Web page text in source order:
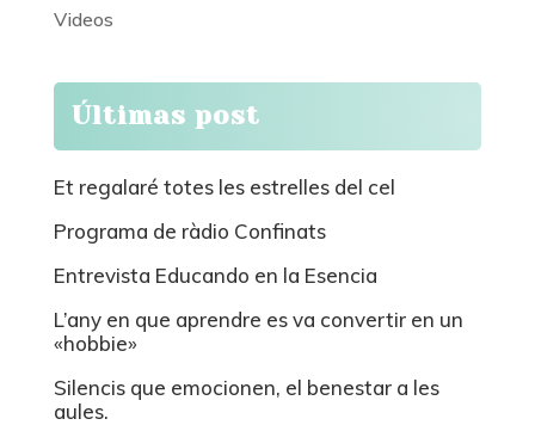
Videos
Últimas post
Et regalaré totes les estrelles del cel
Programa de ràdio Confinats
Entrevista Educando en la Esencia
L’any en que aprendre es va convertir en un
«hobbie»
Silencis que emocionen, el benestar a les
aules.